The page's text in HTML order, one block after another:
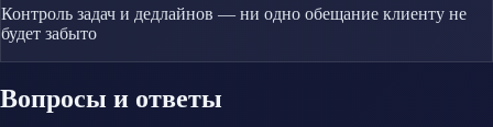
Контроль задач и дедлайнов — ни одно обещание клиенту не
будет забыто
Вопросы и ответы